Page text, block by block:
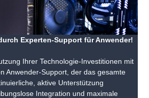
Experten-Support für Anwender!
Ihrer Technologie-Investitionen mit
Anwender-Support, der das gesamte
aktive Unterstützung
Integration und maximale